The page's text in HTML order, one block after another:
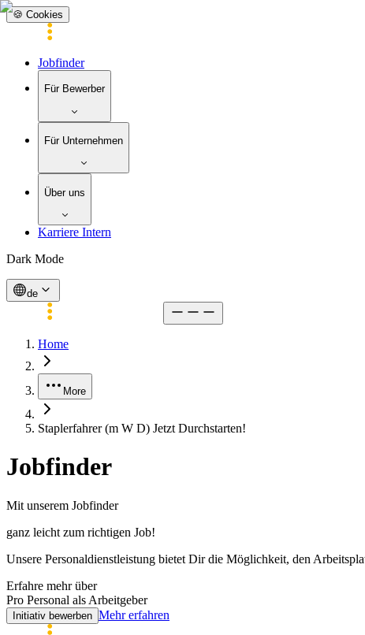
🍪 Cookies
Jobfinder
Für Bewerber
Für Unternehmen
Über uns
Karriere Intern
Dark Mode
de
Home
More
Staplerfahrer (m W D) Jetzt Durchstarten!
Jobfinder
Mit unserem Jobfinder
ganz leicht zum richtigen Job!
Unsere Personaldienstleistung bietet Dir die Möglichkeit, den
Erfahre mehr über
Pro Personal als Arbeitgeber
Initiativ bewerben Mehr erfahren